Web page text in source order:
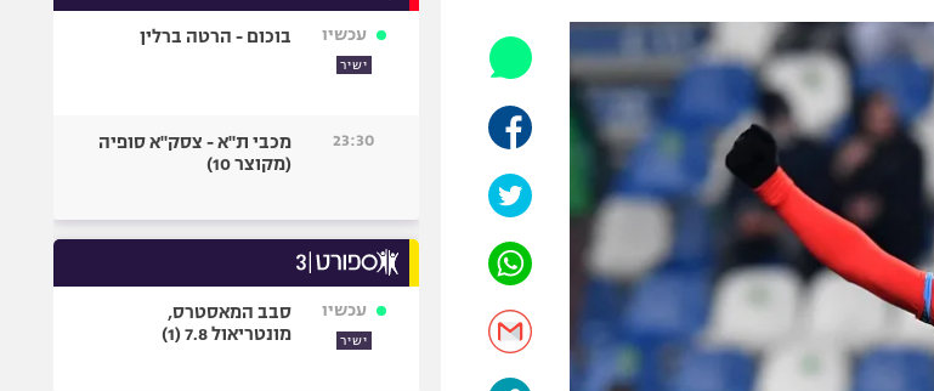
ליגה סינית
ליגה ברזילאית
ליגות נוספות
פוטבול אמריקאי NFL
בייסבול MLB
אומנויות לחימה
גיימינג E-Sports
עכשיו
ישיר
בוכום - הרטה ברלין
23:30
מכבי ת"א - צסק"א סופיה
(מקוצר 10)
עכשיו
ישיר
סבב המאסטרס,
מונטריאול 7.8 (1)